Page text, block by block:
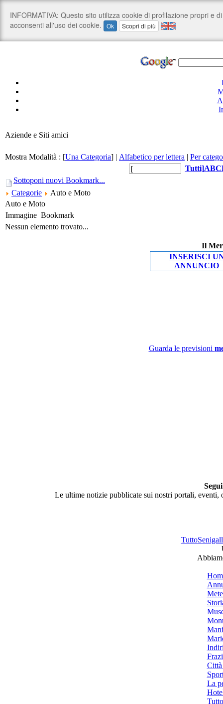
Aziende e Siti amici
Mostra Modalità : [Una Categoria] | Alfabetico per lettera | Per
Tutti]ABC
Sottoponi nuovi Bookmark...
Categorie
Auto e Moto
Auto e Moto
Immagine Bookmark
Nessun elemento trovato...
Il
INSERISCI
ANNUNCIO
Guarda le previsioni
Le ultime notizie pubblicate sui nostri portali,
Città
La